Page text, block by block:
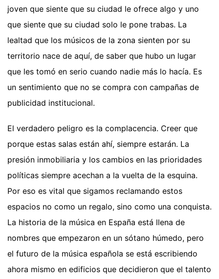
joven que siente que su ciudad le ofrece algo y uno
que siente que su ciudad solo le pone trabas. La
lealtad que los músicos de la zona sienten por su
territorio nace de aquí, de saber que hubo un lugar
que les tomó en serio cuando nadie más lo hacía. Es
un sentimiento que no se compra con campañas de
publicidad institucional.
El verdadero peligro es la complacencia. Creer que
porque estas salas están ahí, siempre estarán. La
presión inmobiliaria y los cambios en las prioridades
políticas siempre acechan a la vuelta de la esquina.
Por eso es vital que sigamos reclamando estos
espacios no como un regalo, sino como una conquista.
La historia de la música en España está llena de
nombres que empezaron en un sótano húmedo, pero
el futuro de la música española se está escribiendo
ahora mismo en edificios que decidieron que el talento